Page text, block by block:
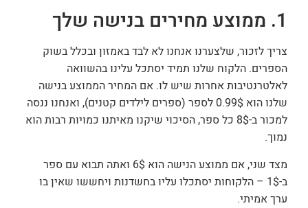
1. ממוצע מחירים בנישה שלך
צריך לזכור, שלצערנו אנחנו לא לבד באמזון ובכלל בשוק
הספרים. הלקוח שלנו תמיד יסתכל עלינו בהשוואה
לאלטרנטיבות אחרות שיש לו. אם המחיר הממוצע בנישה
שלנו הוא 0.99$ לספר (ספרים לילדים קטנים), ואנחנו ננסה
למכור ב-8$ כל ספר, הסיכוי שיקנו מאיתנו כמויות רבות הוא
נמוך.
מצד שני, אם ממוצע הנישה הוא 6$ ואתה תבוא עם ספר
ב-1$ – הלקוחות יסתכלו עליו בחשדנות ויחששו שאין בו
ערך אמיתי.